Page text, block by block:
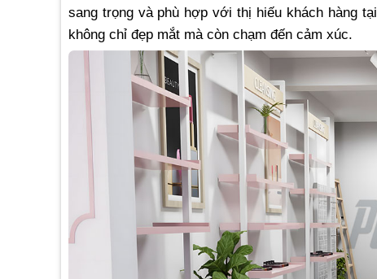
sang trọng và phù hợp với thị hiếu khách hàng tại
không chỉ đẹp mắt mà còn chạm đến cảm xúc.